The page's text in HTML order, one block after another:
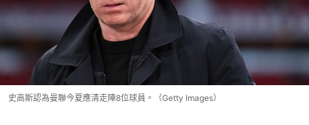
史高斯認為曼聯今夏應清走陣8位球員。（Getty Images）